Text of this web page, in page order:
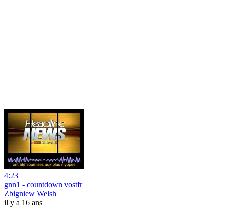
4:23
gnn1 - countdown vostfr
Zbigniew Welsh
il y a 16 ans